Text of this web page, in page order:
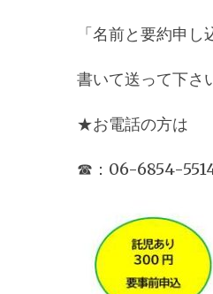
「名前と要約申し
書いて送って下さ
★お電話の方は
☎：06-6854-